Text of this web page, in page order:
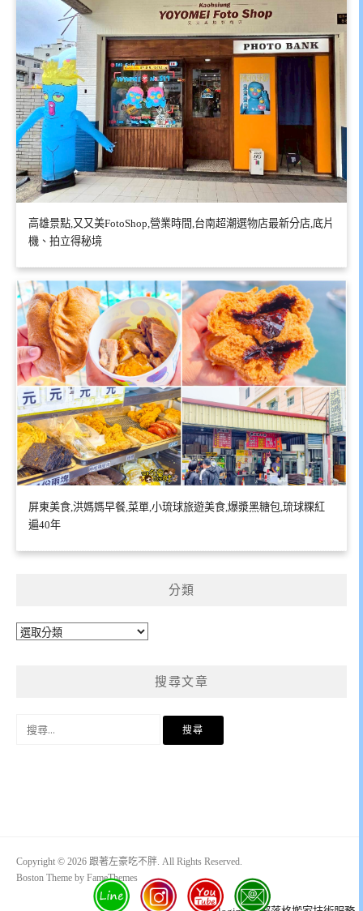
高雄景點,又又美FotoShop,營業時間,台南超潮選物店最新分店,底片
機、拍立得秘境
屏東美食,洪媽媽早餐,菜單,小琉球旅遊美食,爆漿黑糖包,琉球粿紅
遍40年
分類
分
搜尋文章
Copyright © 2026 跟著左豪吃不胖. All Rights Reserved.
Boston Theme by FameThemes